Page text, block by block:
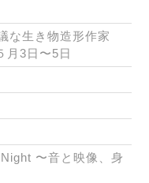
な生き物造形作家
3日〜5日
〜音と映像、身